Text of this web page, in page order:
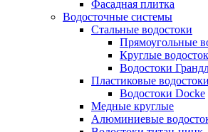
Фасадная плитка
Водосточные системы
Стальные водостоки
Прямоугольные
Круглые
Водостоки
Пластиковые водостоки
Водостоки Docke
Медные круглые
Алюминиевые